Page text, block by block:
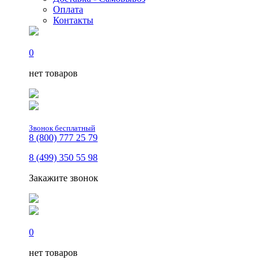
Оплата
Контакты
0
нет товаров
Звонок бесплатный
8 (800) 777 25 79
8 (499) 350 55 98
Закажите звонок
0
нет товаров